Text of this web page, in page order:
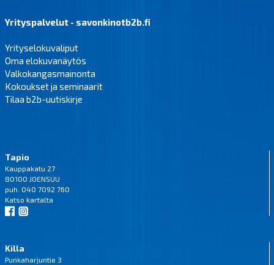
Yrityspalvelut - savonkinotb2b.fi
Yrityselokuvaliput
Oma elokuvanäytös
Valkokangasmainonta
Kokoukset ja seminaarit
Tilaa b2b-uutiskirje
Tapio
Kauppakatu 27
80100 JOENSUU
puh. 040 7092 760
Katso kartalta
Killa
Punkaharjuntie 3